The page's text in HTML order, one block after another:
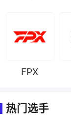
FPX
热门选手